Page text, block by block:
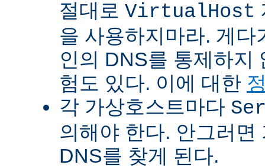
절대로 VirtualHost
을 사용하지마라. 게다
인의 DNS를 통제하지
험도 있다. 이에 대한
각 가상호스트마다
의해야 한다. 안그러면
DNS를 찾게 된다.